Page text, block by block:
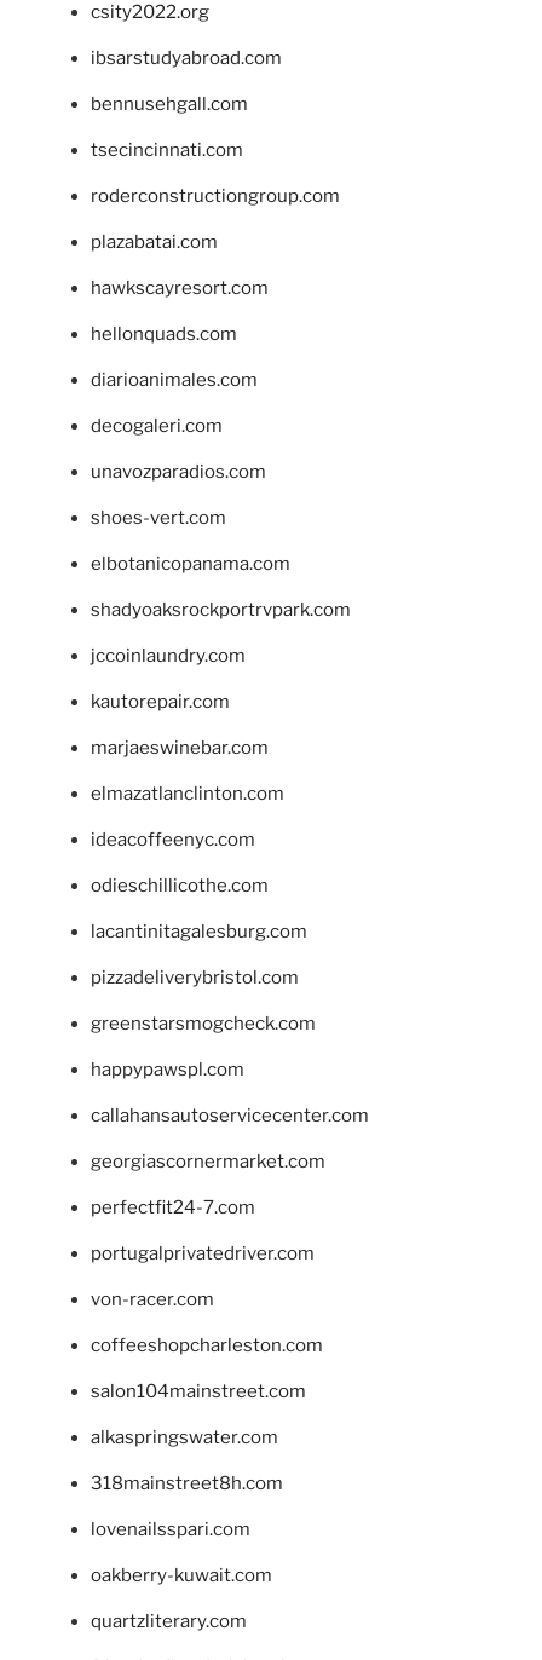
csity2022.org
ibsarstudyabroad.com
bennusehgall.com
tsecincinnati.com
roderconstructiongroup.com
plazabatai.com
hawkscayresort.com
hellonquads.com
diarioanimales.com
decogaleri.com
unavozparadios.com
shoes-vert.com
elbotanicopanama.com
shadyoaksrockportrvpark.com
jccoinlaundry.com
kautorepair.com
marjaeswinebar.com
elmazatlanclinton.com
ideacoffeenyc.com
odieschillicothe.com
lacantinitagalesburg.com
pizzadeliverybristol.com
greenstarsmogcheck.com
happypawspl.com
callahansautoservicecenter.com
georgiascornermarket.com
perfectfit24-7.com
portugalprivatedriver.com
von-racer.com
coffeeshopcharleston.com
salon104mainstreet.com
alkaspringswater.com
318mainstreet8h.com
lovenailsspari.com
oakberry-kuwait.com
quartzliterary.com